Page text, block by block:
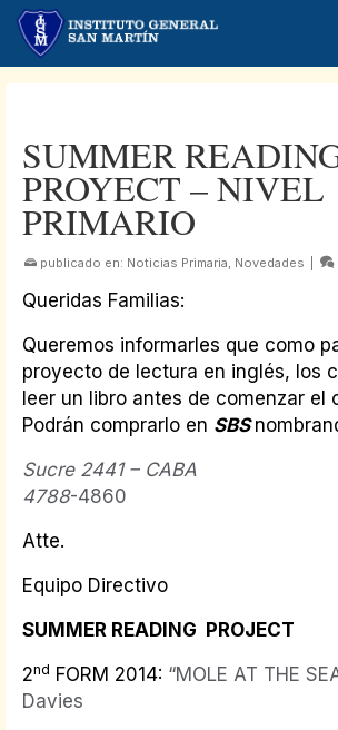
SUMMER
PROYECT – NIVEL
PRIMARIO
publicado en: Noticias Primaria, Novedades
Queridas Familias:
Queremos informarles que como
proyecto de lectura en inglés, los
leer un libro antes de comenzar el
Podrán comprarlo en SBS
Sucre 2441 – CABA
4788-4860
Atte.
Equipo Directivo
SUMMER READING PROJECT
2nd FORM 2014: “MOLE AT THE
Davies